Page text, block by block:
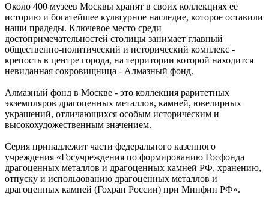
Около 400 музеев Москвы хранят в своих коллекциях ее
историю и богатейшее культурное наследие, которое оставили
наши прадеды. Ключевое место среди
достопримечательностей столицы занимает главный
общественно-политический и исторический комплекс -
крепость в центре города, на территории которой находится
невиданная сокровищница - Алмазный фонд.
Алмазный фонд в Москве - это коллекция раритетных
экземпляров драгоценных металлов, камней, ювелирных
украшений, отличающихся особым историческим и
высокохудожественным значением.
Серия принадлежит части федерального казенного
учреждения «Госучреждения по формированию Госфонда
драгоценных металлов и драгоценных камней РФ, хранению,
отпуску и использованию драгоценных металлов и
драгоценных камней (Гохран России) при Минфин РФ».